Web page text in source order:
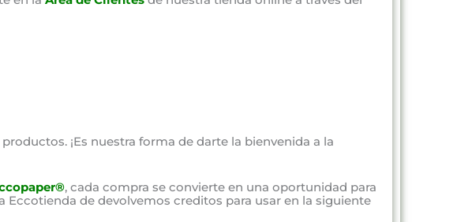
¡Es nuestra forma de darte la bienvenida a la
, cada compra se convierte en una oportunidad para
de devolvemos creditos para usar en la siguiente